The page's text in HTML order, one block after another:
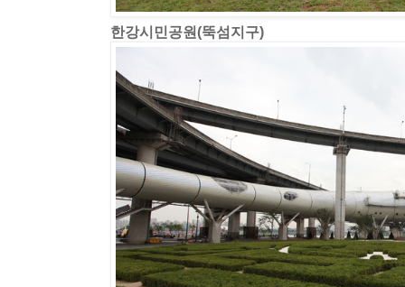
한강시민공원(뚝섬지구)